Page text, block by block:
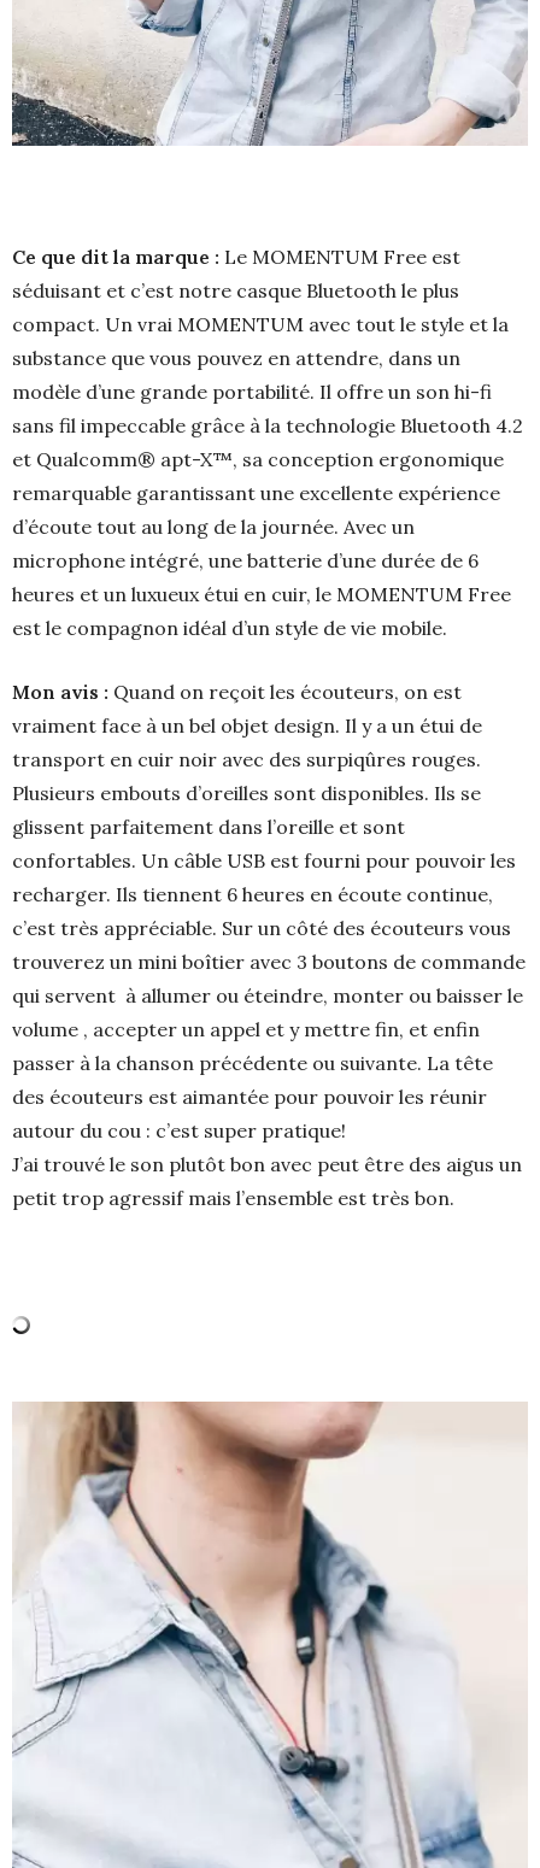
Ce que dit la marque : Le MOMENTUM Free est
séduisant et c’est notre casque Bluetooth le plus
compact. Un vrai MOMENTUM avec tout le style et la
substance que vous pouvez en attendre, dans un
modèle d’une grande portabilité. Il offre un son hi-fi
sans fil impeccable grâce à la technologie Bluetooth 4.2
et Qualcomm® apt-X™, sa conception ergonomique
remarquable garantissant une excellente expérience
d’écoute tout au long de la journée. Avec un
microphone intégré, une batterie d’une durée de 6
heures et un luxueux étui en cuir, le MOMENTUM Free
est le compagnon idéal d’un style de vie mobile.
Mon avis : Quand on reçoit les écouteurs, on est
vraiment face à un bel objet design. Il y a un étui de
transport en cuir noir avec des surpiqûres rouges.
Plusieurs embouts d’oreilles sont disponibles. Ils se
glissent parfaitement dans l’oreille et sont
confortables. Un câble USB est fourni pour pouvoir les
recharger. Ils tiennent 6 heures en écoute continue,
c’est très appréciable. Sur un côté des écouteurs vous
trouverez un mini boîtier avec 3 boutons de commande
qui servent à allumer ou éteindre, monter ou baisser le
volume , accepter un appel et y mettre fin, et enfin
passer à la chanson précédente ou suivante. La tête
des écouteurs est aimantée pour pouvoir les réunir
autour du cou : c’est super pratique!
J’ai trouvé le son plutôt bon avec peut être des aigus un
petit trop agressif mais l’ensemble est très bon.